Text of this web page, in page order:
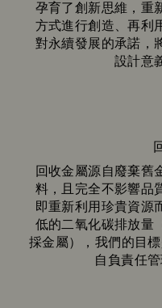
孕育了創新思維，重
方式進行創造、再利
對永續發展的承諾，
設計意
回收金屬源自廢棄舊
料，且完全不影響品
即重新利用珍貴資源
低的二氧化碳排放量
採金屬），我們的目
自負責任